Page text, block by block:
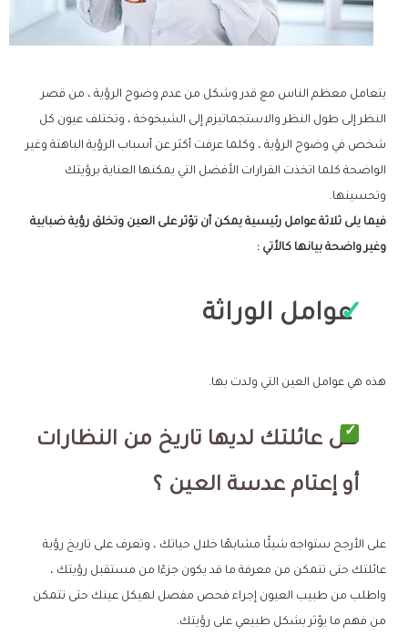
يتعامل معظم الناس مع قدر وشكل من عدم وضوح الرؤية ، من قصر
النظر إلى طول النظر والاستجماتيزم إلى الشيخوخة ، وتختلف عيون كل
شخص في وضوح الرؤية ، وكلما عرفت أكثر عن أسباب الرؤية الباهتة وغير
الواضحة كلما اتخذت القرارات الأفضل التي يمكنها العناية برؤيتك
وتحسينها.
فيما يلى ثلاثة عوامل رئيسية يمكن أن تؤثر على العين وتخلق رؤية ضبابية
وغير واضحة بيانها كالأتي :
عوامل الوراثة
هذه هي عوامل العين التي ولدت بها.
هل عائلتك لديها تاريخ من النظارات
أو إعتام عدسة العين ؟
على الأرجح ستواجه شيئًا مشابهًا خلال حياتك ، وتعرف على تاريخ رؤية
عائلتك حتى تتمكن من معرفة ما قد يكون جزءًا من مستقبل رؤيتك ،
واطلب من طبيب العيون إجراء فحص مفصل لهيكل عينك حتى تتمكن
من فهم ما يؤثر بشكل طبيعي على رؤيتك.